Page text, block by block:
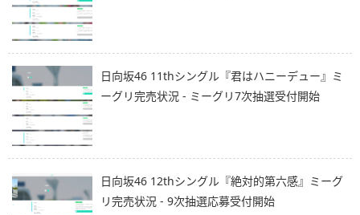
日向坂46 11thシングル『君はハニーデュー』ミ
ーグリ完売状況 - ミーグリ7次抽選受付開始
日向坂46 12thシングル『絶対的第六感』ミーグ
リ完売状況 - 9次抽選応募受付開始